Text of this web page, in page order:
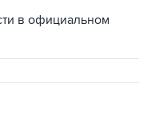
в официальном